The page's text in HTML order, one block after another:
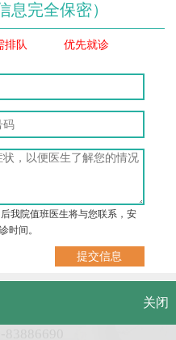
息完全保密）
排队 优先就诊
我院值班医生将与您联系，安
时间。
市硚口区解放大道479号关闭